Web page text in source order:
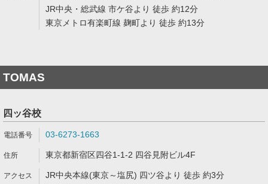
JR中央・総武線 市ケ谷より 徒歩 約12分
東京メトロ有楽町線 麹町より 徒歩 約13分
TOMAS
四ッ谷校
03-6273-1663
東京都新宿区四谷1-1-2 四谷見附ビル4F
JR中央本線(東京～塩尻) 四ツ谷より 徒歩 約3分